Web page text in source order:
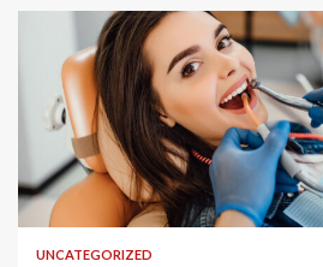
2 min odczytu
UNCATEGORIZED